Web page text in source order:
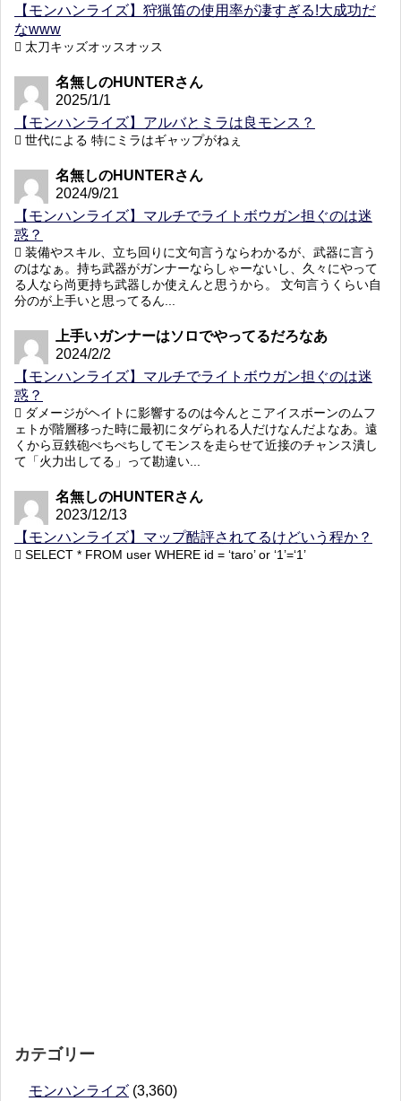
【モンハンライズ】狩猟笛の使用率が凄すぎる!大成功だ
なwww
太刀キッズオッスオッス
名無しのHUNTERさん
2025/1/1
【モンハンライズ】アルバとミラは良モンス？
世代による 特にミラはギャップがねぇ
名無しのHUNTERさん
2024/9/21
【モンハンライズ】マルチでライトボウガン担ぐのは迷
惑？
装備やスキル、立ち回りに文句言うならわかるが、武器に言う
のはなぁ。持ち武器がガンナーならしゃーないし、久々にやって
る人なら尚更持ち武器しか使えんと思うから。 文句言うくらい自
分のが上手いと思ってるん...
上手いガンナーはソロでやってるだろなあ
2024/2/2
【モンハンライズ】マルチでライトボウガン担ぐのは迷
惑？
ダメージがヘイトに影響するのは今んとこアイスボーンのムフ
ェトが階層移った時に最初にタゲられる人だけなんだよなあ。遠
くから豆鉄砲ぺちぺちしてモンスを走らせて近接のチャンス潰し
て「火力出してる」って勘違い...
名無しのHUNTERさん
2023/12/13
【モンハンライズ】マップ酷評されてるけどいう程か？
SELECT * FROM user WHERE id = ‘taro’ or ‘1’=‘1’
カテゴリー
モンハンライズ (3,360)